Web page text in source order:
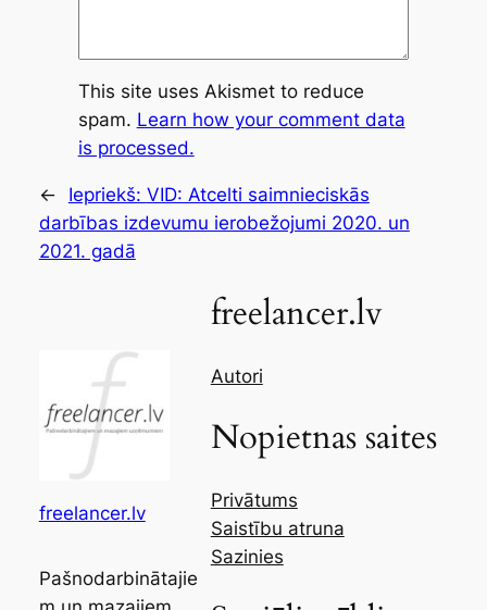
This site uses Akismet to reduce
spam. Learn how your comment data
is processed.
← Iepriekš: VID: Atcelti saimnieciskās
darbības izdevumu ierobežojumi 2020. un
2021. gadā
freelancer.lv
Pašnodarbinātajie
freelancer.lv
Autori
Nopietnas saites
Privātums
Saistību atruna
Sazinies